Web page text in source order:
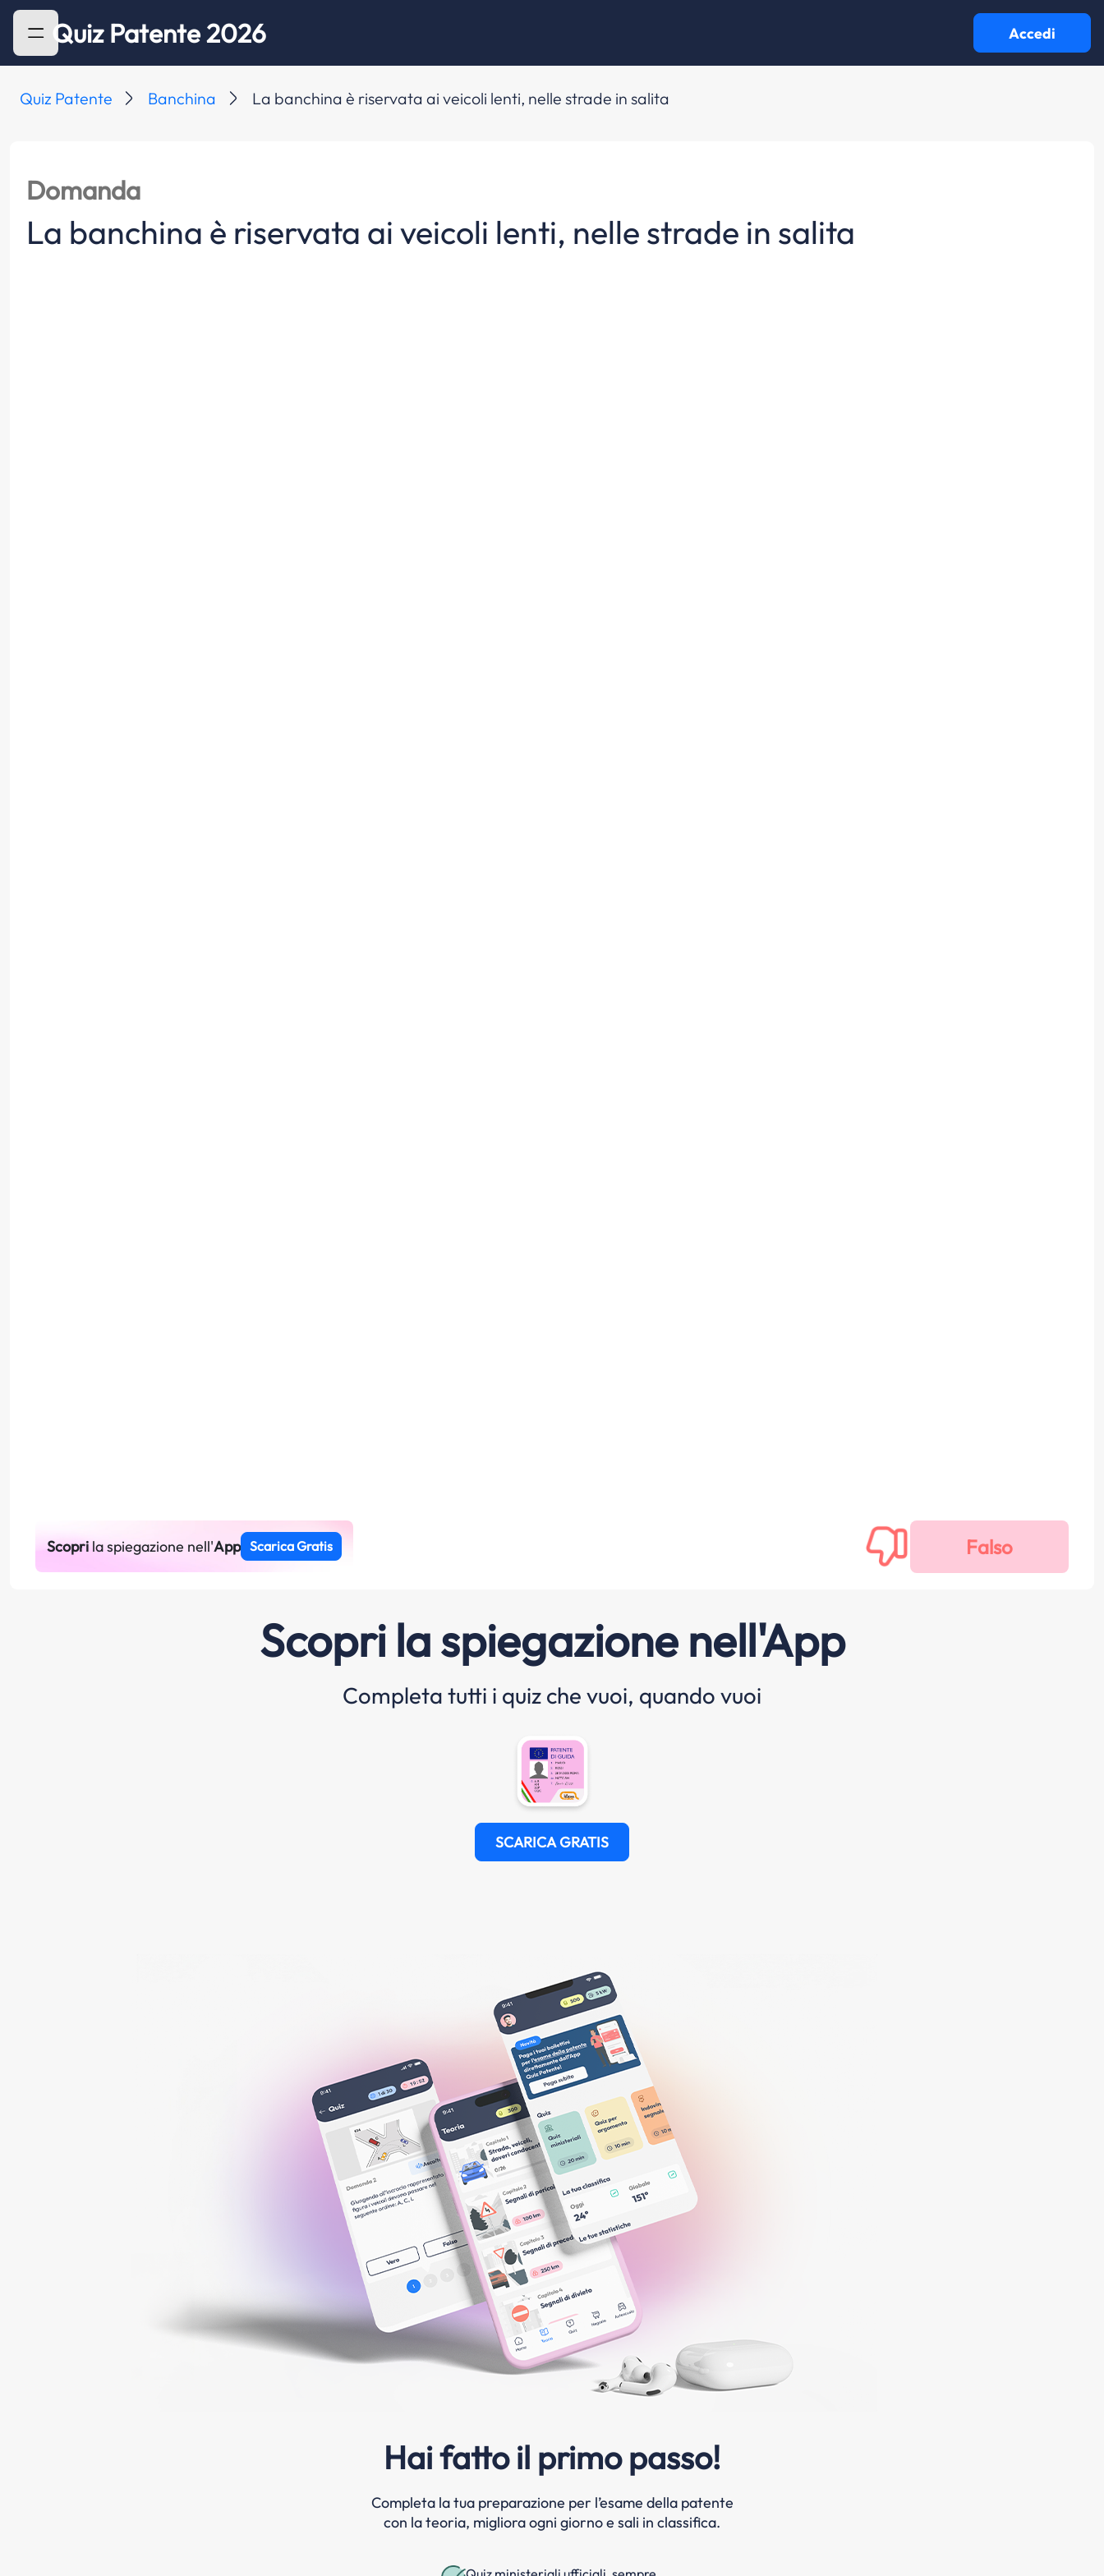
Quiz Patente 2026 Accedi
Quiz Patente Banchina La banchina è riservata ai veicoli lenti, nelle strade in salita
Domanda
La banchina è riservata ai veicoli lenti, nelle strade in salita
Scoprila spiegazione nell'App Scarica Gratis
Scopri la spiegazione nell'App
Completa tutti i quiz che vuoi, quando vuoi
SCARICA GRATIS
Hai fatto il primo passo!
Completa la tua preparazione per l’esame della patente
con la teoria, migliora ogni giorno e sali in classifica.